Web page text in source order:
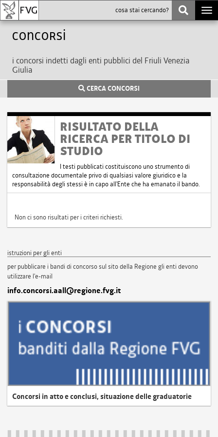
Concorsi
i concorsi indetti dagli enti pubblici del Friuli Venezia
Giulia
CERCA CONCORSI
RISULTATO DELLA
RICERCA PER TITOLO DI
STUDIO
I testi pubblicati costituiscono uno strumento di
consultazione documentale privo di qualsiasi valore giuridico e la
responsabilità degli stessi è in capo all'Ente che ha emanato il bando.
Non ci sono risultati per i criteri richiesti.
istruzioni per gli enti
per pubblicare i bandi di concorso sul sito della Regione gli enti devono
utilizzare l'e-mail
info.concorsi.aall@regione.fvg.it
Concorsi in atto e conclusi, situazione delle graduatorie